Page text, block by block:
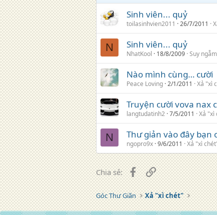
Sinh viên... quỷ
toilasinhvien2011 26/7/2011
N Sinh viên... quỷ
NhatKool 18/8/2009 Suy ngẫm
Nào mình cùng… cười
Peace Loving 2/1/2011 Xả "xì
Truyện cười vova nax
langtudatinh2 7/5/2011 Xả "xì
N Thư giản vào đây bạn
ngopro9x 9/6/2011 Xả "xì
Chia sẻ: Facebook
Liên kết
Góc Thư Giãn Xả "xì chét"